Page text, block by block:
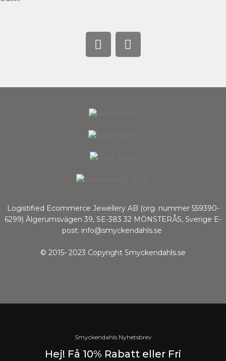
Logistified Ecommerce Jewellery AB (org. nummer 559390-
6299) Älgerumsvägen 39, SE-383 32 MÖNSTERÅS, Sverige E-
post: info@smyckendahls.se
© 2015- 2023 Copyright Smyckendahls.se
Smyckendahls Nyhetsbrev
Hej! Få 10% Rabatt eller Fri